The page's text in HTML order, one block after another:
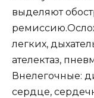
выделяют
легких,
ателектаз,
Внелегочные:
сердце,